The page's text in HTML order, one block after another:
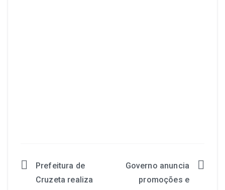
Prefeitura de
Cruzeta realiza
Governo anuncia
promoções e